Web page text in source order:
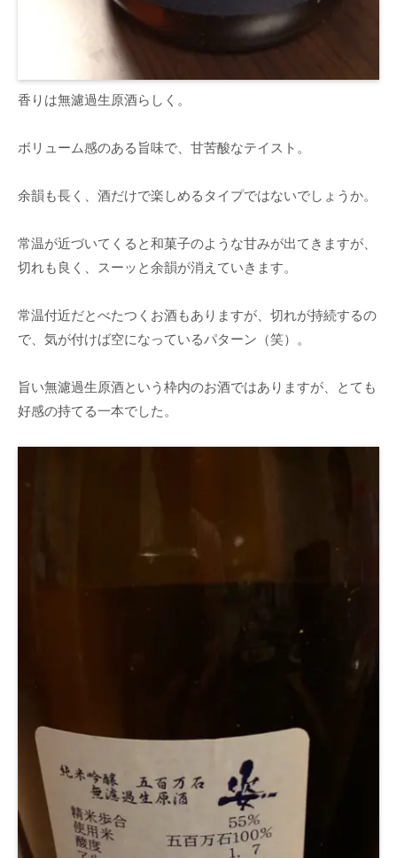
香りは無濾過生原酒らしく。
ボリューム感のある旨味で、甘苦酸なテイスト。
余韻も長く、酒だけで楽しめるタイプではないでしょうか。
常温が近づいてくると和菓子のような甘みが出てきますが、
切れも良く、スーッと余韻が消えていきます。
常温付近だとべたつくお酒もありますが、切れが持続するの
で、気が付けば空になっているパターン（笑）。
旨い無濾過生原酒という枠内のお酒ではありますが、とても
好感の持てる一本でした。